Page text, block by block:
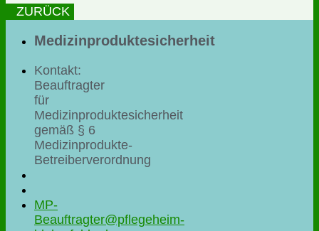
ZURÜCK
Medizinproduktesicherheit
Kontakt:
Beauftragter
für
Medizinproduktesicherheit
gemäß § 6
Medizinprodukte-
Betreiberverordnung
MP-
Beauftragter@pflegeheim-